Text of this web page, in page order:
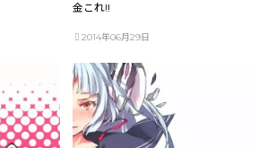
金これ!!
2014年06月29日